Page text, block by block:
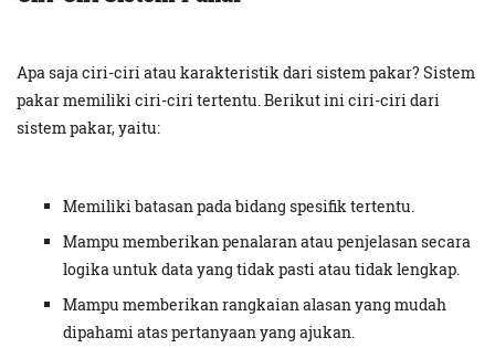
Apa saja ciri-ciri atau karakteristik dari sistem pakar? Sistem
pakar memiliki ciri-ciri tertentu. Berikut ini ciri-ciri dari
sistem pakar, yaitu:
Memiliki batasan pada bidang spesifik tertentu.
Mampu memberikan penalaran atau penjelasan secara
logika untuk data yang tidak pasti atau tidak lengkap.
Mampu memberikan rangkaian alasan yang mudah
dipahami atas pertanyaan yang ajukan.